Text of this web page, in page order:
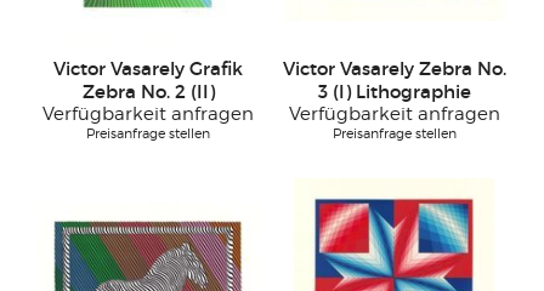
Victor Vasarely Grafik
Zebra No. 2 (II)
Verfügbarkeit anfragen
Preisanfrage stellen
Victor Vasarely Zebra No.
3 (I) Lithographie
Verfügbarkeit anfragen
Preisanfrage stellen